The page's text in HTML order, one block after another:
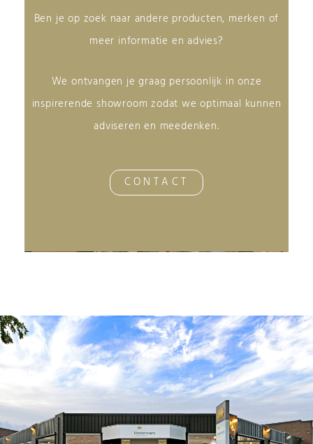
Ben je op zoek naar andere producten, merken of
meer informatie en advies?
We ontvangen je graag persoonlijk in onze
inspirerende showroom zodat we optimaal kunnen
adviseren en meedenken.
CONTACT